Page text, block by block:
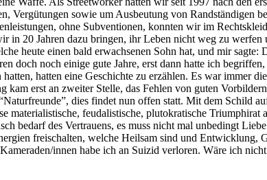
Vergütungen sowie um Ausbeutung von Randständigen
ohne Subventionen, konnten wir im
in 20 Jahren dazu bringen, ihr Leben nicht weg zu
heute einen bald erwachsenen Sohn hat, und mir
doch noch einige gute Jahre, erst dann hatte ich
hatten eine Geschichte zu erzählen. Es war immer
erst an zweiter Stelle, das Fehlen von guten
dies findet nun offen statt. Mit dem Schild
feudalistische, plutokratische
bedarf des Vertrauens, es muss nicht mal unbedingt
freischalten, welche Heilsam sind und Entwicklung,
innen habe ich an Suizid verloren. Wäre ich